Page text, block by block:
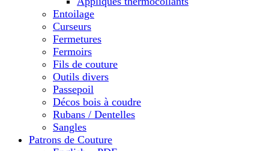
Entoilage
Curseurs
Fermetures
Fermoirs
Fils de couture
Outils divers
Passepoil
Décos bois à coudre
Rubans / Dentelles
Sangles
Patrons de Couture